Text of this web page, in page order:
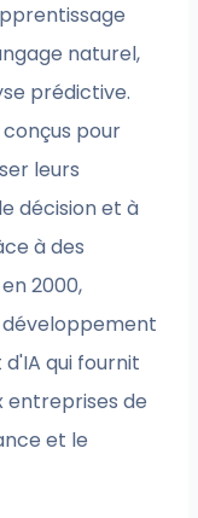
naturel,
prédictive.
pour
leurs
décision et à
à des
2000,
qui fournit
entreprises de
et le